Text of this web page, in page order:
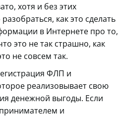
хотя и без этих
как это сделать
в Интернете про то,
это не так страшно, как
не совсем так.
ФЛП и
реализовывает свою
денежной выгоды. Если
и